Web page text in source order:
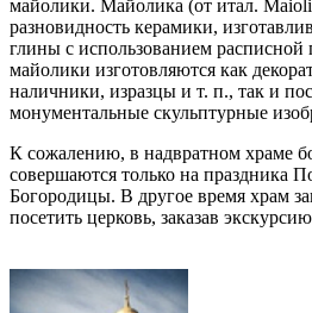
майолики. Майолика (от итал.
разновидность керамики,
глины с использованием расписной
майолики изготовляются как
наличники, изразцы и т. п., так и
монументальные скульптурные
К сожалению, в надвратном храме
совершаются только на праздника
Богородицы. В другое время храм
посетить церковь, заказав